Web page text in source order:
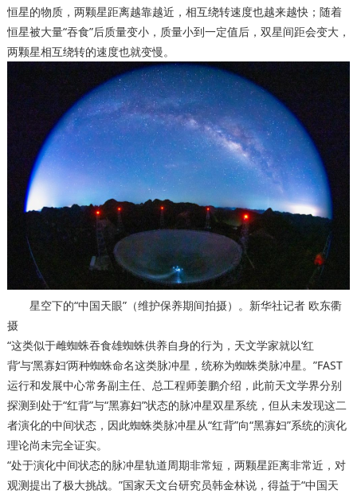
恒星的物质，两颗星距离越靠越近，相互绕转速度也越来越快；随着
恒星被大量“吞食”后质量变小，质量小到一定值后，双星间距会变大，
两颗星相互绕转的速度也就变慢。
星空下的“中国天眼”（维护保养期间拍摄）。新华社记者 欧东衢
摄
“这类似于雌蜘蛛吞食雄蜘蛛供养自身的行为，天文学家就以‘红
背’与‘黑寡妇’两种蜘蛛命名这类脉冲星，统称为蜘蛛类脉冲星。”FAST
运行和发展中心常务副主任、总工程师姜鹏介绍，此前天文学界分别
探测到处于“红背”与“黑寡妇”状态的脉冲星双星系统，但从未发现这二
者演化的中间状态，因此蜘蛛类脉冲星从“红背”向“黑寡妇”系统的演化
理论尚未完全证实。
“处于演化中间状态的脉冲星轨道周期非常短，两颗星距离非常近，对
观测提出了极大挑战。”国家天文台研究员韩金林说，得益于“中国天